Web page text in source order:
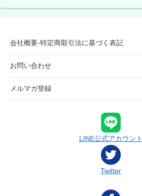
会社概要-特定商取引法に基づく表記
お問い合わせ
メルマガ登録
LINE公式アカウント
Twitter